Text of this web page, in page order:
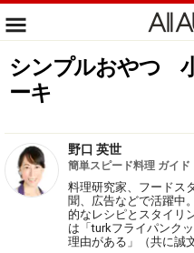
シンプルおやつ
ーキ
野口 英世
簡単スピード料理 ガイド
料理研究家、フードス
聞、広告などで活躍中
的なレシピとスタイリ
は「turkフライパンク
理由がある」（共に誠